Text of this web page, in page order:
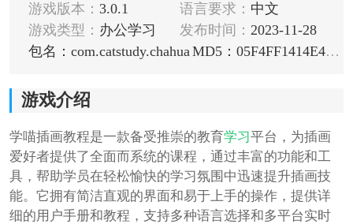
游戏版本： 3.0.1 语言要求： 中文
游戏类型： 办公学习 发布时间： 2023-11-28
包名：com.catstudy.chahua
MD5：05F4FF1414E48913E42C163823FF14D7
游戏介绍
学喵插画教程是一款备受推崇的教育学习平台，为插画
爱好者提供了全面而系统的课程，通过丰富的功能和工
具，帮助学员在轻松愉快的学习氛围中迅速提升插画技
能。它拥有简洁直观的界面和易于上手的操作，提供详
细的用户手册和教程，支持多种语言选择和多平台实时